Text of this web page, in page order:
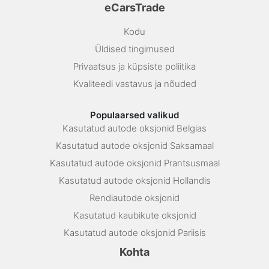
eCarsTrade
Kodu
Üldised tingimused
Privaatsus ja küpsiste poliitika
Kvaliteedi vastavus ja nõuded
Populaarsed valikud
Kasutatud autode oksjonid Belgias
Kasutatud autode oksjonid Saksamaal
Kasutatud autode oksjonid Prantsusmaal
Kasutatud autode oksjonid Hollandis
Rendiautode oksjonid
Kasutatud kaubikute oksjonid
Kasutatud autode oksjonid Pariisis
Kohta